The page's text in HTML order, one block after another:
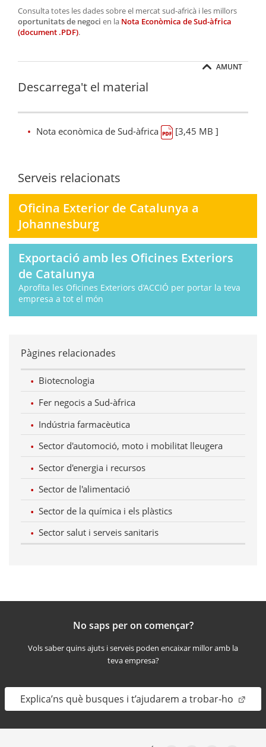
Consulta totes les dades sobre el mercat sud-africà i les millors
oportunitats de negoci en la Nota Econòmica de Sud-àfrica
(document .PDF).
AMUNT
Descarrega't el material
Nota econòmica de Sud-àfrica [3,45 MB ]
Serveis relacionats
Oficina Exterior de Catalunya a
Johannesburg
Exportació amb les Oficines Exteriors
de Catalunya
Aprofita les Oficines Exteriors d’ACCIÓ per portar la teva
empresa a tot el món
Pàgines relacionades
Biotecnologia
Fer negocis a Sud-àfrica
Indústria farmacèutica
Sector d'automoció, moto i mobilitat lleugera
Sector d'energia i recursos
Sector de l'alimentació
Sector de la química i els plàstics
Sector salut i serveis sanitaris
No saps per on començar?
Vols saber quins ajuts i serveis poden encaixar millor amb la
teva empresa?
Explica’ns què busques i t’ajudarem a trobar-ho